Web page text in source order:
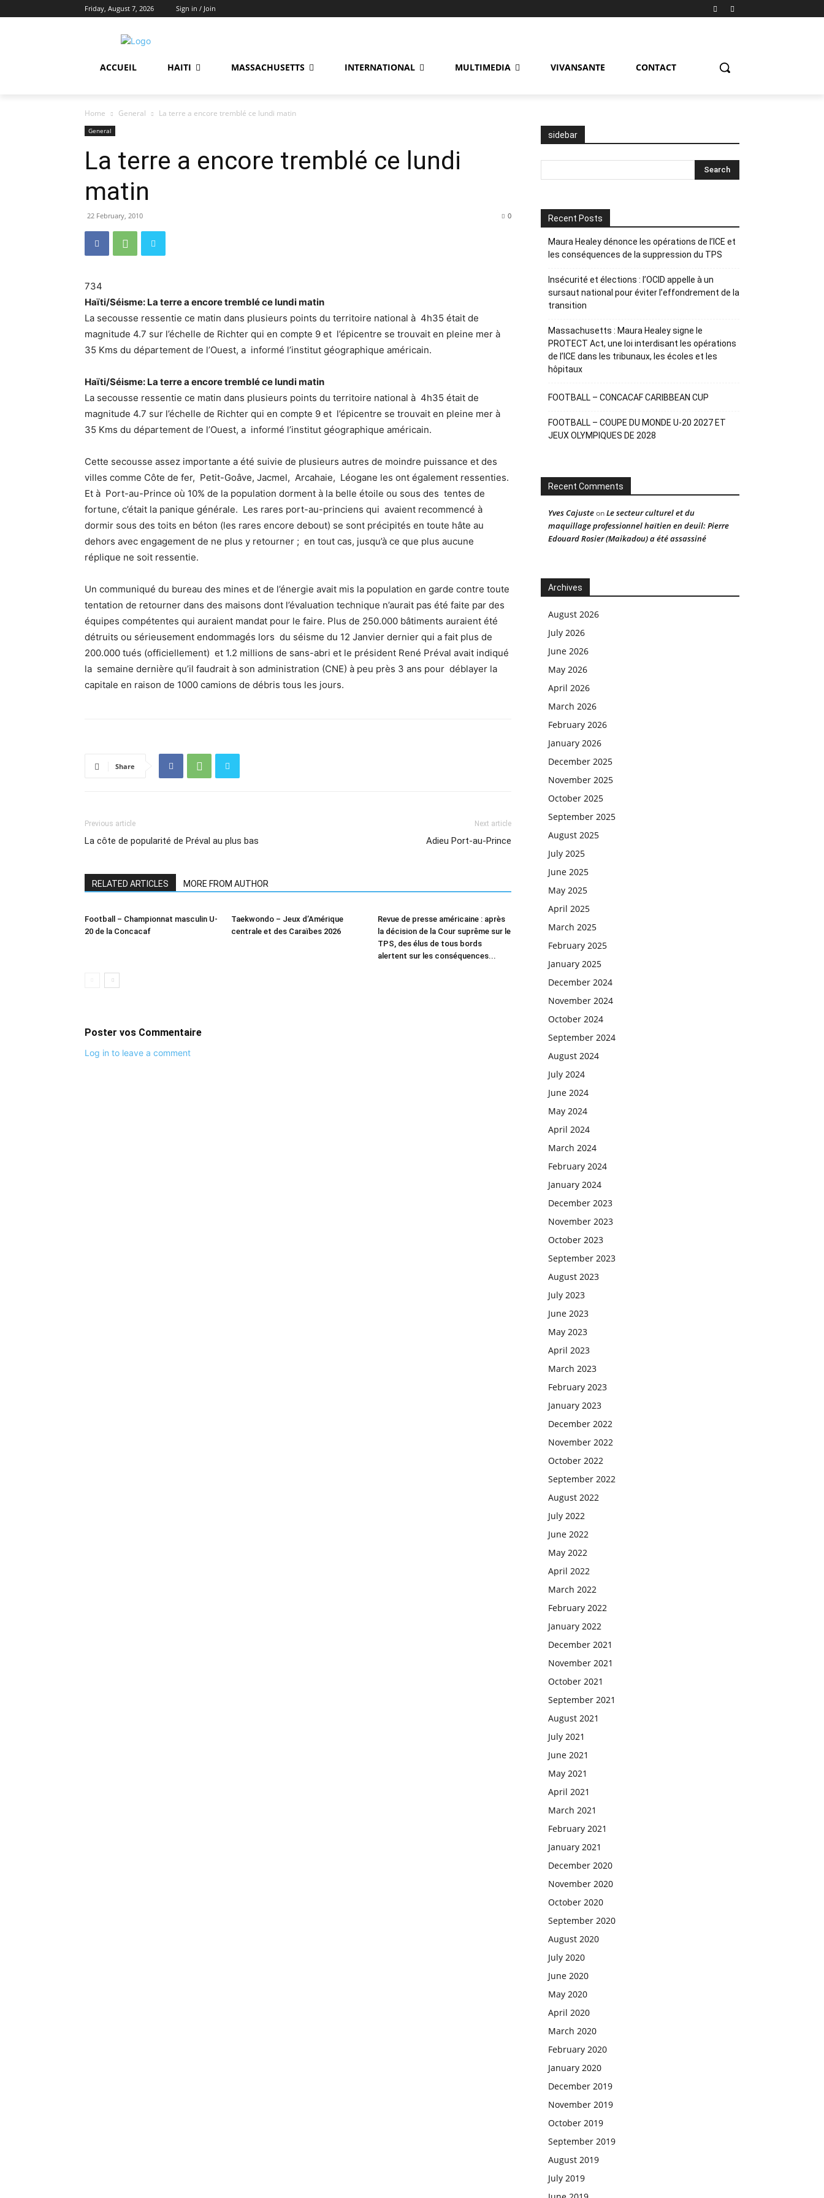
Friday, August 7, 2026 Sign in / Join
ACCUEIL HAITI MASSACHUSETTS INTERNATIONAL MULTIMEDIA VIVANSANTE CONTACT
Home General La terre a encore tremblé ce lundi matin
General
La terre a encore tremblé ce lundi
matin
22 February, 2010 0
734
Haïti/Séisme: La terre a encore tremblé ce lundi matin
La secousse ressentie ce matin dans plusieurs points du territoire national à 4h35 était de
magnitude 4.7 sur l’échelle de Richter qui en compte 9 et l’épicentre se trouvait en pleine mer à
35 Kms du département de l’Ouest, a informé l’institut géographique américain.
Haïti/Séisme: La terre a encore tremblé ce lundi matin
La secousse ressentie ce matin dans plusieurs points du territoire national à 4h35 était de
magnitude 4.7 sur l’échelle de Richter qui en compte 9 et l’épicentre se trouvait en pleine mer à
35 Kms du département de l’Ouest, a informé l’institut géographique américain.
Cette secousse assez importante a été suivie de plusieurs autres de moindre puissance et des
villes comme Côte de fer, Petit-Goâve, Jacmel, Arcahaie, Léogane les ont également ressenties.
Et à Port-au-Prince où 10% de la population dorment à la belle étoile ou sous des tentes de
fortune, c’était la panique générale. Les rares port-au-princiens qui avaient recommencé à
dormir sous des toits en béton (les rares encore debout) se sont précipités en toute hâte au
dehors avec engagement de ne plus y retourner ; en tout cas, jusqu’à ce que plus aucune
réplique ne soit ressentie.
Un communiqué du bureau des mines et de l’énergie avait mis la population en garde contre toute
tentation de retourner dans des maisons dont l’évaluation technique n’aurait pas été faite par des
équipes compétentes qui auraient mandat pour le faire. Plus de 250.000 bâtiments auraient été
détruits ou sérieusement endommagés lors du séisme du 12 Janvier dernier qui a fait plus de
200.000 tués (officiellement) et 1.2 millions de sans-abri et le président René Préval avait indiqué
la semaine dernière qu’il faudrait à son administration (CNE) à peu près 3 ans pour déblayer la
capitale en raison de 1000 camions de débris tous les jours.
Share
Previous article
La côte de popularité de Préval au plus bas
Next article
Adieu Port-au-Prince
RELATED ARTICLES MORE FROM AUTHOR
Football – Championnat masculin U-
20 de la Concacaf
Taekwondo – Jeux d’Amérique
centrale et des Caraïbes 2026
Revue de presse américaine : après
la décision de la Cour suprême sur le
TPS, des élus de tous bords
alertent sur les conséquences...
Poster vos Commentaire
Log in to leave a comment
sidebar
Recent Posts
Maura Healey dénonce les opérations de l’ICE et
les conséquences de la suppression du TPS
Insécurité et élections : l’OCID appelle à un
sursaut national pour éviter l’effondrement de la
transition
Massachusetts : Maura Healey signe le
PROTECT Act, une loi interdisant les opérations
de l’ICE dans les tribunaux, les écoles et les
hôpitaux
FOOTBALL – CONCACAF CARIBBEAN CUP
FOOTBALL – COUPE DU MONDE U-20 2027 ET
JEUX OLYMPIQUES DE 2028
Recent Comments
Yves CajusteonLe secteur culturel et du
maquillage professionnel haïtien en deuil: Pierre
Edouard Rosier (Maikadou) a été assassiné
Archives
August 2026
July 2026
June 2026
May 2026
April 2026
March 2026
February 2026
January 2026
December 2025
November 2025
October 2025
September 2025
August 2025
July 2025
June 2025
May 2025
April 2025
March 2025
February 2025
January 2025
December 2024
November 2024
October 2024
September 2024
August 2024
July 2024
June 2024
May 2024
April 2024
March 2024
February 2024
January 2024
December 2023
November 2023
October 2023
September 2023
August 2023
July 2023
June 2023
May 2023
April 2023
March 2023
February 2023
January 2023
December 2022
November 2022
October 2022
September 2022
August 2022
July 2022
June 2022
May 2022
April 2022
March 2022
February 2022
January 2022
December 2021
November 2021
October 2021
September 2021
August 2021
July 2021
June 2021
May 2021
April 2021
March 2021
February 2021
January 2021
December 2020
November 2020
October 2020
September 2020
August 2020
July 2020
June 2020
May 2020
April 2020
March 2020
February 2020
January 2020
December 2019
November 2019
October 2019
September 2019
August 2019
July 2019